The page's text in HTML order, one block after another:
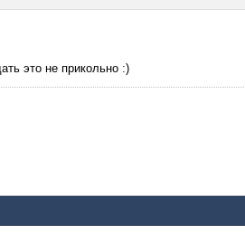
это не прикольно :)